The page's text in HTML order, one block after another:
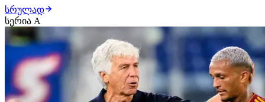
მუშაობას იწყებს. კატალონიური კლუბი
ფეხბურთელისთვის პირველ ოფიციალურ შეთავაზებას
ამზადებს და უახლოეს პერიოდში მხარეებს შორის
მოლაპარაკებები კიდევ უფრო ინტენსიუ…
სრულად
სერია A